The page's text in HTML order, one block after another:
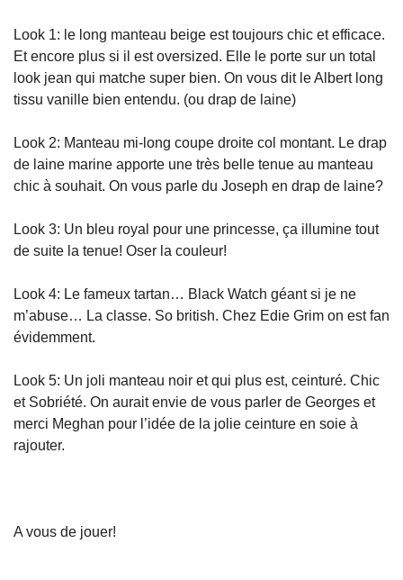
Look 1: le long manteau beige est toujours chic et efficace.
Et encore plus si il est oversized. Elle le porte sur un total
look jean qui matche super bien. On vous dit le Albert long
tissu vanille bien entendu. (ou drap de laine)
Look 2: Manteau mi-long coupe droite col montant. Le drap
de laine marine apporte une très belle tenue au manteau
chic à souhait. On vous parle du Joseph en drap de laine?
Look 3: Un bleu royal pour une princesse, ça illumine tout
de suite la tenue! Oser la couleur!
Look 4: Le fameux tartan… Black Watch géant si je ne
m’abuse… La classe. So british. Chez Edie Grim on est fan
évidemment.
Look 5: Un joli manteau noir et qui plus est, ceinturé. Chic
et Sobriété. On aurait envie de vous parler de Georges et
merci Meghan pour l’idée de la jolie ceinture en soie à
rajouter.
A vous de jouer!